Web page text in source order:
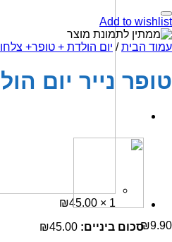
1 ×
₪45.00
סכום ביניים:
₪45.00
Add to wishlist
עמוד הבית / יום הולדת + טופר+
טופר נייר יום
₪9.90